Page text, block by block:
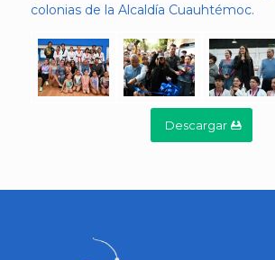
colonias de la Alcaldía Cuauhtémoc.
Descargar